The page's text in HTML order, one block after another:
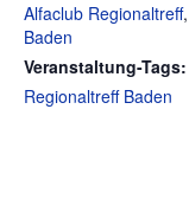
Alfaclub Regionaltreff,
Baden
Veranstaltung-Tags:
Regionaltreff Baden